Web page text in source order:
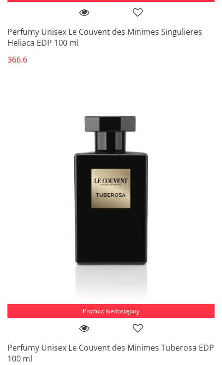
Perfumy Unisex Le Couvent des Minimes Singulieres
Heliaca EDP 100 ml
366.6
Produkt niedostępny
Perfumy Unisex Le Couvent des Minimes Tuberosa EDP
100 ml